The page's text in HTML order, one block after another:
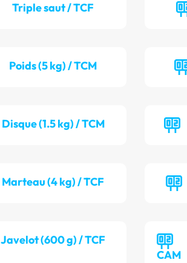
Triple saut / TCF
Poids (5 kg) / TCM
Disque (1.5 kg) / TCM
Marteau (4 kg) / TCF
Javelot (600 g) / TCF
CAM